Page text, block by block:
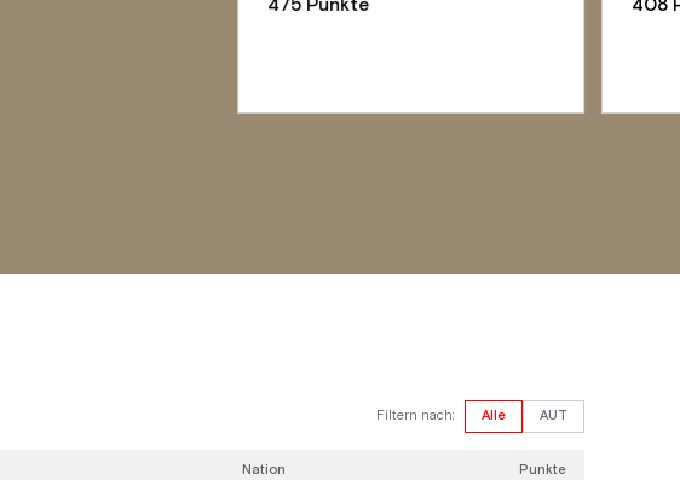
475 Punkte
408
Filtern nach: Alle AUT
Nation Punkte